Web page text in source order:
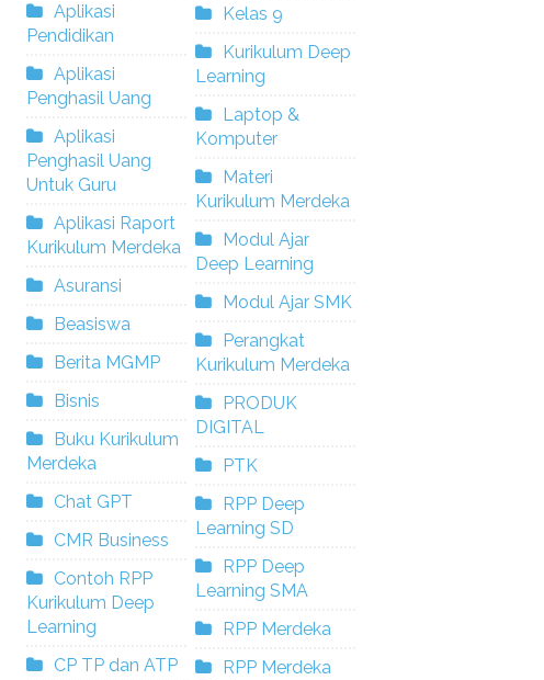
Aplikasi
Pendidikan
Aplikasi
Penghasil Uang
Aplikasi
Penghasil Uang
Untuk Guru
Aplikasi Raport
Kurikulum Merdeka
Asuransi
Beasiswa
Berita MGMP
Bisnis
Buku Kurikulum
Merdeka
Chat GPT
CMR Business
Contoh RPP
Kurikulum Deep
Learning
CP TP dan ATP
Kelas 9
Kurikulum Deep
Learning
Laptop &
Komputer
Materi
Kurikulum Merdeka
Modul Ajar
Deep Learning
Modul Ajar SMK
Perangkat
Kurikulum Merdeka
PRODUK
DIGITAL
PTK
RPP Deep
Learning SD
RPP Deep
Learning SMA
RPP Merdeka
RPP Merdeka